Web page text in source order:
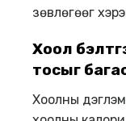
зөвлөгөөг
Хоол
тосыг
Хоолны